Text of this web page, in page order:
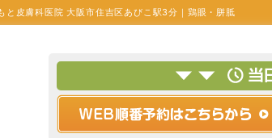
と皮膚科医院 大阪市住吉区あびこ駅3分｜鶏眼・胼胝